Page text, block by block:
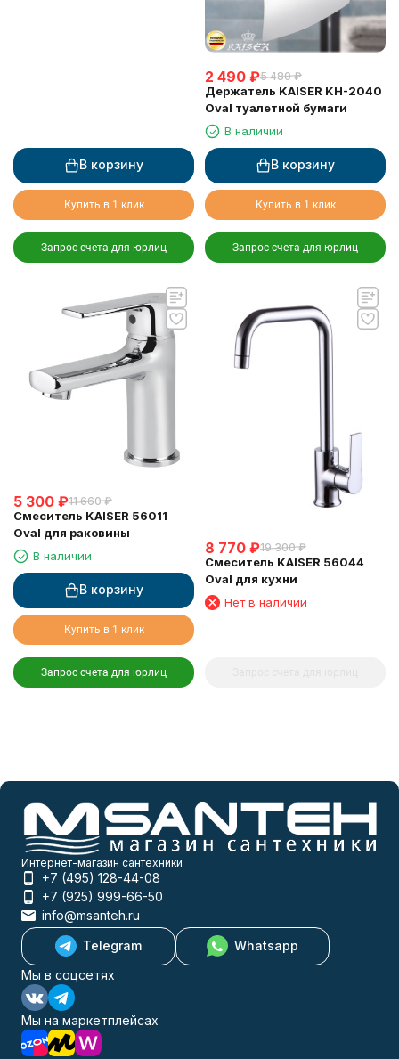
В корзину
Купить в 1 клик
Запрос счета для юрлиц
2 490 ₽5 480 ₽
Держатель KAISER KH-2040
Oval туалетной бумаги
В наличии
В корзину
Купить в 1 клик
Запрос счета для юрлиц
5 300 ₽11 660 ₽
Смеситель KAISER 56011
Oval для раковины
В наличии
В корзину
Купить в 1 клик
Запрос счета для юрлиц
8 770 ₽19 300 ₽
Смеситель KAISER 56044
Oval для кухни
Нет в наличии
Интернет-магазин сантехники
+7 (495) 128-44-08
+7 (925) 999-66-50
info@msanteh.ru
Telegram
Whatsapp
Мы в соцсетях
Мы на маркетплейсах